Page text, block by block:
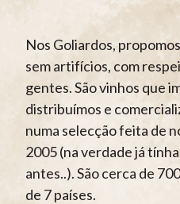
Nos Goliardos,
sem artifícios, com
gentes. São vinhos que
distribuímos e
numa selecção feita de
2005 (na verdade já
antes..). São cerca de
de 7 países.